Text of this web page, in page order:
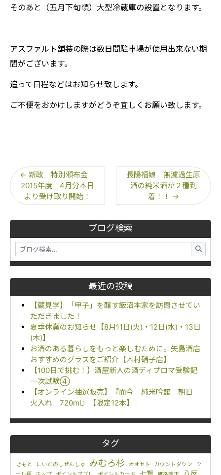
ブログ検索
最近の投稿
【蔵見学】「甲子」を醸す飯沼本家を訪問させてい
ただきました！
夏季休業のお知らせ【8月11日(火)・12日(水)・13日
(木)】
お酒のある暮らしをもっと楽しむために。矢島酒店
おすすめのグラスをご紹介【木村硝子店】
【100日で挑む！】酒屋新人の酒ディプロマ受験記｜
一次試験④
【オンライン抽選販売】『而今 純米吟醸 朝日
火入れ 720ml』【限定12本】
タグ
きもと にいだのしぜんしゅ みむろ杉 オオセト カウントダウン
ク
そのあと（五月下旬頃）大型冷蔵庫の設置となります。
アスファルト舗装の際は数日間駐車場が使用出来ない期
間がございます。
追って日程などはお知らせ致します。
ご不便をおかけしますがどうぞ宜しくお願い致します。
← 新政 特別頒布会
2015年度 4月分本日
より受け取り開始！
長陽福娘 無濾過生原
酒の純米酒が２種到
着！！
→